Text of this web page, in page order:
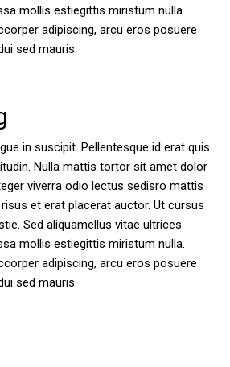
mollis estiegittis miristum nulla.
adipiscing, arcu eros posuere
sed mauris.
in suscipit. Pellentesque id erat quis
Nulla mattis tortor sit amet dolor
viverra odio lectus sedisro mattis
et erat placerat auctor. Ut cursus
Sed aliquamellus vitae ultrices
mollis estiegittis miristum nulla.
adipiscing, arcu eros posuere
sed mauris.